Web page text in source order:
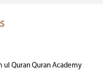
ul Quran Quran Academy